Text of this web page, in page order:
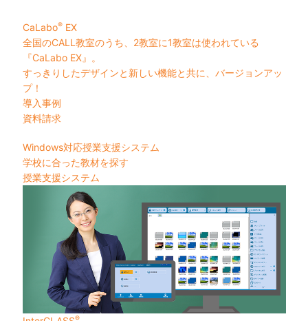
CaLabo®EX
全国のCALL教室のうち、2教室に1教室は使われている
『CaLabo EX』。
すっきりしたデザインと新しい機能と共に、バージョンアッ
プ！
導入事例
資料請求
Windows対応授業支援システム
学校に合った教材を探す
授業支援システム
®